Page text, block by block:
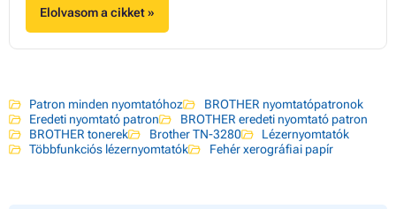
Elolvasom a cikket »
Patron minden nyomtatóhoz
BROTHER nyomtatópatronok
Eredeti nyomtató patron
BROTHER eredeti nyomtató patron
BROTHER tonerek
Brother TN-3280
Lézernyomtatók
Többfunkciós lézernyomtatók
Fehér xerográfiai papír